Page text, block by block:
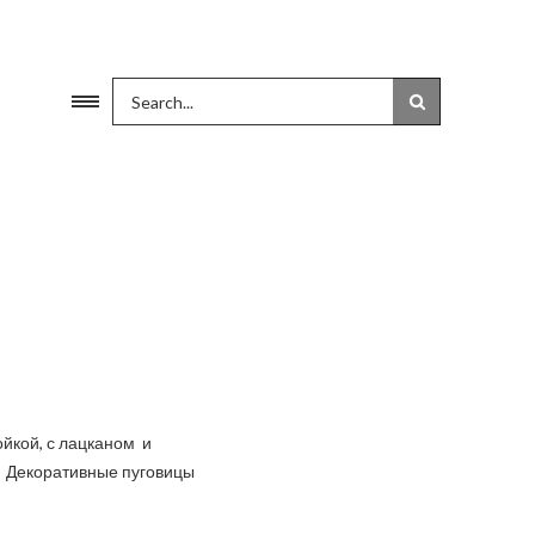
с лацканом и
пуговицы